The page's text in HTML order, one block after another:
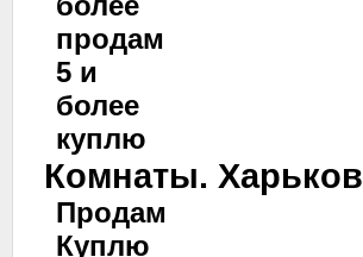
продам
5 и
более
куплю
Комнаты. Харьков
Продам
Куплю